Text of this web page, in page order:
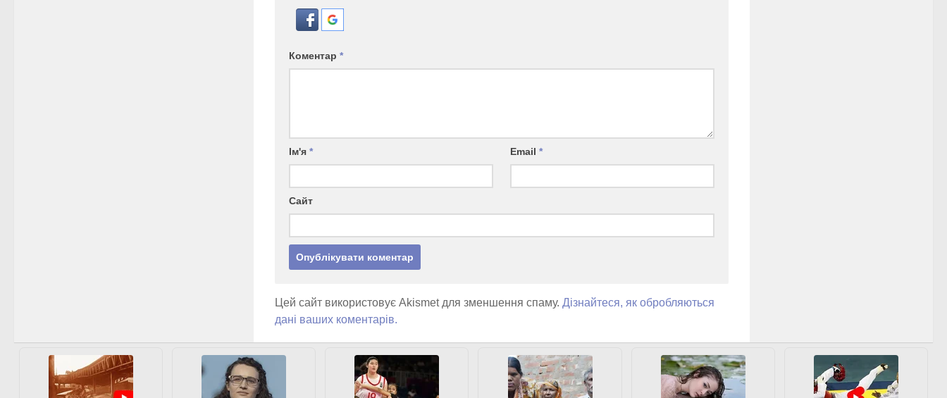
Коментар *
Ім'я * Email*
Сайт
Цей сайт використовує Akismet для зменшення спаму. Дізнайтеся, як обробляються
дані ваших коментарів.